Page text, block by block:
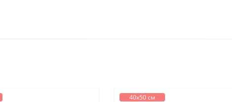
40х50 см